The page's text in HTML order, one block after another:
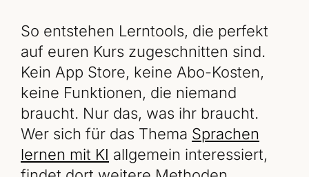
So entstehen Lerntools, die perfekt
auf euren Kurs zugeschnitten sind.
Kein App Store, keine Abo-Kosten,
keine Funktionen, die niemand
braucht. Nur das, was ihr braucht.
Wer sich für das Thema Sprachen
lernen mit KI allgemein interessiert,